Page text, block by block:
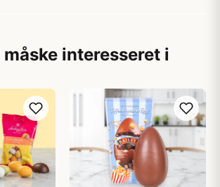
måske interesseret i